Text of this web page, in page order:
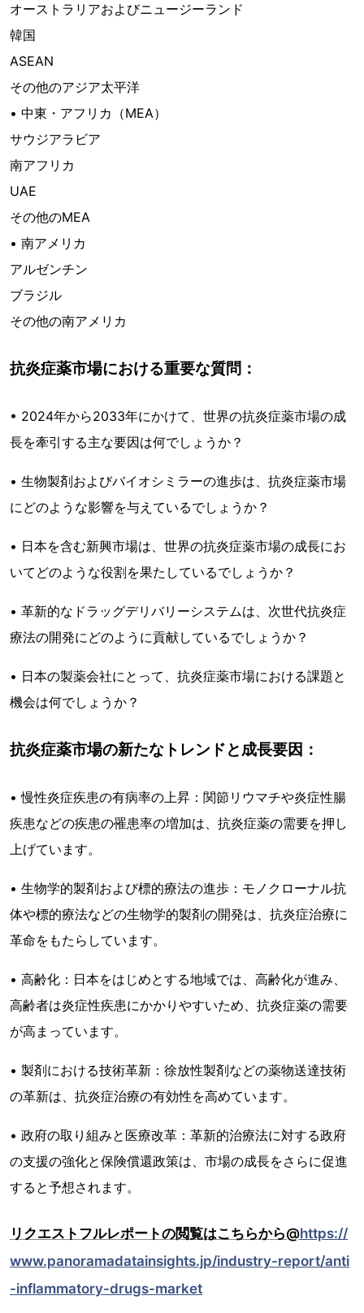
オーストラリアおよびニュージーランド
韓国
ASEAN
その他のアジア太平洋
• 中東・アフリカ（MEA）
サウジアラビア
南アフリカ
UAE
その他のMEA
• 南アメリカ
アルゼンチン
ブラジル
その他の南アメリカ
抗炎症薬市場における重要な質問：
• 2024年から2033年にかけて、世界の抗炎症薬市場の成
長を牽引する主な要因は何でしょうか？
• 生物製剤およびバイオシミラーの進歩は、抗炎症薬市場
にどのような影響を与えているでしょうか？
• 日本を含む新興市場は、世界の抗炎症薬市場の成長にお
いてどのような役割を果たしているでしょうか？
• 革新的なドラッグデリバリーシステムは、次世代抗炎症
療法の開発にどのように貢献しているでしょうか？
• 日本の製薬会社にとって、抗炎症薬市場における課題と
機会は何でしょうか？
抗炎症薬市場の新たなトレンドと成長要因：
• 慢性炎症疾患の有病率の上昇：関節リウマチや炎症性腸
疾患などの疾患の罹患率の増加は、抗炎症薬の需要を押し
上げています。
• 生物学的製剤および標的療法の進歩：モノクローナル抗
体や標的療法などの生物学的製剤の開発は、抗炎症治療に
革命をもたらしています。
• 高齢化：日本をはじめとする地域では、高齢化が進み、
高齢者は炎症性疾患にかかりやすいため、抗炎症薬の需要
が高まっています。
• 製剤における技術革新：徐放性製剤などの薬物送達技術
の革新は、抗炎症治療の有効性を高めています。
• 政府の取り組みと医療改革：革新的治療法に対する政府
の支援の強化と保険償還政策は、市場の成長をさらに促進
すると予想されます。
リクエストフルレポートの閲覧はこちらから@https://
www.panoramadatainsights.jp/industry-report/anti
-inflammatory-drugs-market